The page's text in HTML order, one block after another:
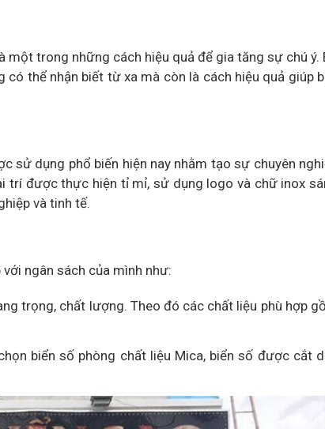
trong những cách hiệu quả để gia tăng sự chú ý.
thể nhận biết từ xa mà còn là cách hiệu quả giúp
sử dụng phổ biến hiện nay nhằm tạo sự chuyên
trí được thực hiện tỉ mỉ, sử dụng logo và chữ inox
và tinh tế.
ngân sách của mình như:
trọng, chất lượng. Theo đó các chất liệu phù hợp
biển số phòng chất liệu Mica, biển số được cắt